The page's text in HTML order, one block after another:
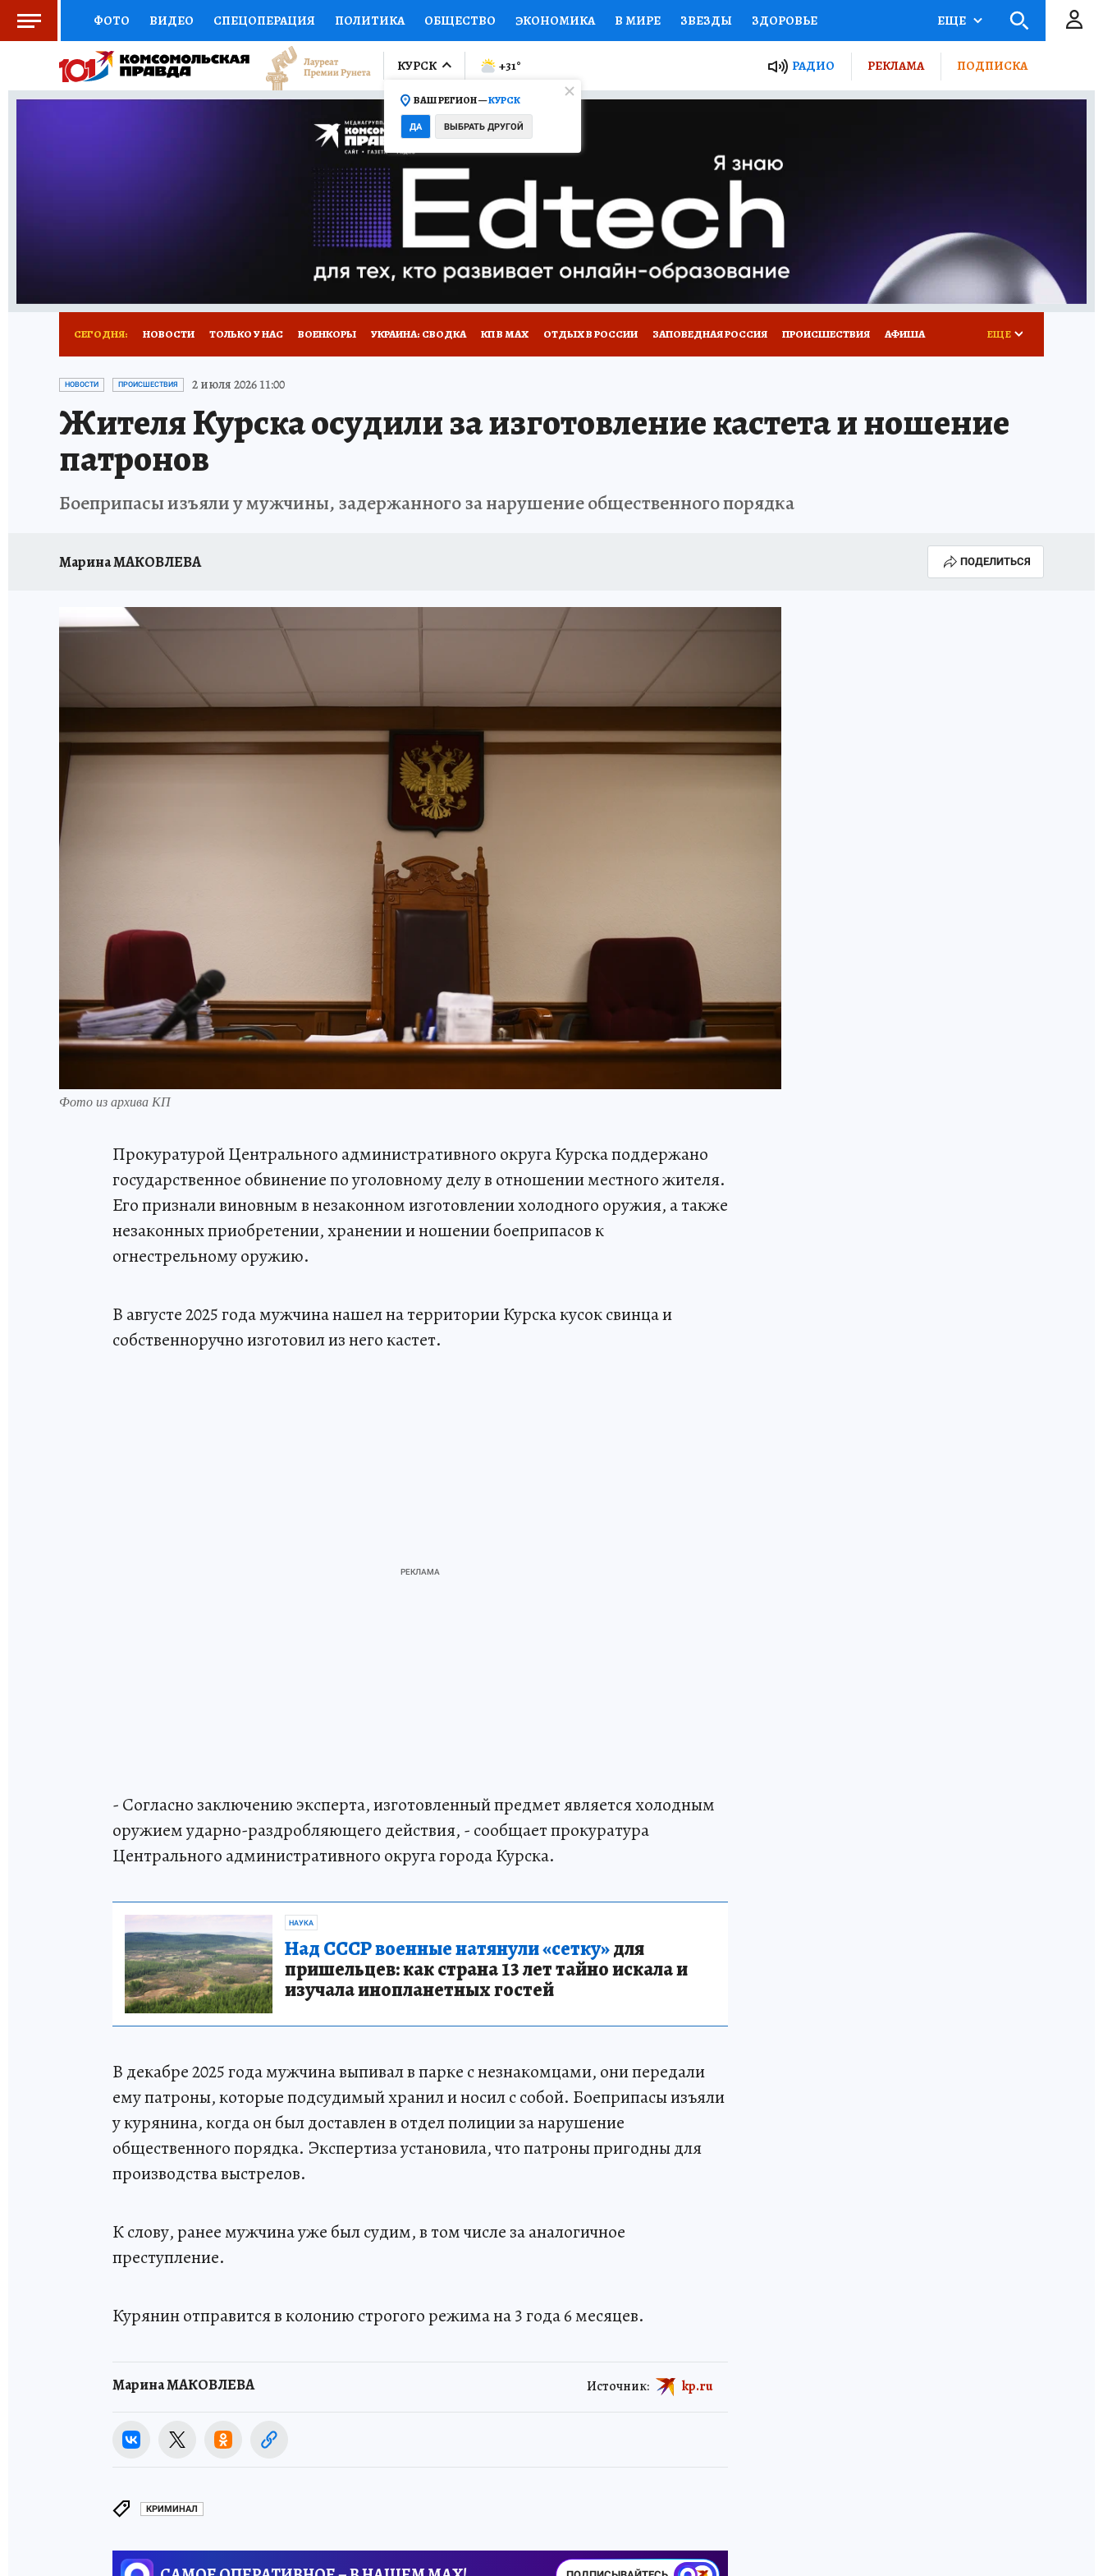
ФОТО ВИДЕО СПЕЦОПЕРАЦИЯ ПОЛИТИКА ОБЩЕСТВО ЭКОНОМИКА В МИРЕ ЗВЕЗДЫ ЗДОРОВЬЕ
СОЦПОДДЕРЖКА НАУКА СПОРТ КОЛУМНИСТЫ ПРОИСШЕСТВИЯ НАЦИОНАЛЬНЫЕ ПРОЕКТЫ РОССИИ
ВЫБОР ЭКСПЕРТОВ ДОКТОР ФИНАНСЫ ОТКРЫВАЕМ МИР Я ЗНАЮ СЕМЬЯ ЖЕНСКИЕ СЕКРЕТЫ ПУТЕВОДИТЕЛЬ
ПРОГНОЗЫ НА СПОРТ ПРОМОКОДЫ СЕРИАЛЫ
ТЕЛЕВИЗОР КОЛЛЕКЦИИ КОНКУРСЫ ГИД ПОТРЕБИТЕЛЯ
НОВОЕ НА САЙТЕ
ЕЩЕ
КУРСК
ВАШ РЕГИОН —КУРСК
ДА ВЫБРАТЬ ДРУГОЙ
+31° РАДИО РЕКЛАМА ПОДПИСКА
СЕГОДНЯ: НОВОСТИ ТОЛЬКО У НАС ВОЕНКОРЫ УКРАИНА: СВОДКА КП В МАХ ОТДЫХ В РОССИИ ЗАПОВЕДНАЯ РОССИЯ ПРОИСШЕСТВИЯ АФИША
ИСПЫТАНО НА СЕБЕ
ЕЩЕ
НОВОСТИ ПРОИСШЕСТВИЯ 2 июля 2026 11:00
Жителя Курска осудили за изготовление кастета и ношение
патронов
Боеприпасы изъяли у мужчины, задержанного за нарушение общественного порядка
Марина МАКОВЛЕВА ПОДЕЛИТЬСЯ
Фото из архива КП
Прокуратурой Центрального административного округа Курска поддержано
государственное обвинение по уголовному делу в отношении местного жителя.
Его признали виновным в незаконном изготовлении холодного оружия, а также
незаконных приобретении, хранении и ношении боеприпасов к
огнестрельному оружию.
В августе 2025 года мужчина нашел на территории Курска кусок свинца и
собственноручно изготовил из него кастет.
- Согласно заключению эксперта, изготовленный предмет является холодным
оружием ударно-раздробляющего действия, - сообщает прокуратура
Центрального административного округа города Курска.
НАУКА
Над СССР военные натянули «сетку»для
пришельцев: как страна 13 лет тайно искала и
изучала инопланетных гостей
В декабре 2025 года мужчина выпивал в парке с незнакомцами, они передали
ему патроны, которые подсудимый хранил и носил с собой. Боеприпасы изъяли
у курянина, когда он был доставлен в отдел полиции за нарушение
общественного порядка. Экспертиза установила, что патроны пригодны для
производства выстрелов.
К слову, ранее мужчина уже был судим, в том числе за аналогичное
преступление.
Курянин отправится в колонию строгого режима на 3 года 6 месяцев.
Марина МАКОВЛЕВА Источник: kp.ru
КРИМИНАЛ